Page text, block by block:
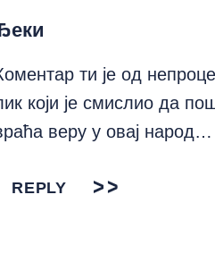
ти је од
који је смислио да
веру у овај народ…
REPLY